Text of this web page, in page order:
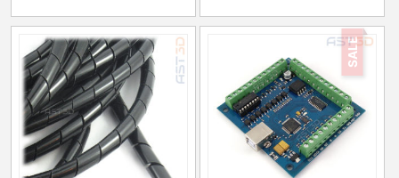
цена
составляла
1351 грн.
цена:
1291 грн.
цена
503 грн.
цена:
364 грн.
SALE